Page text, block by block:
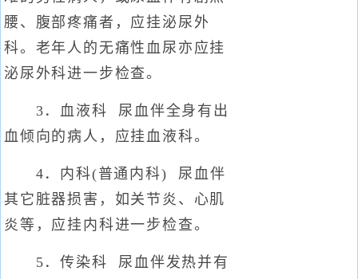
腰、腹部疼痛者，应挂泌尿外
科。老年人的无痛性血尿亦应挂
泌尿外科进一步检查。
3．血液科 尿血伴全身有出
血倾向的病人，应挂血液科。
4．内科(普通内科) 尿血伴
其它脏器损害，如关节炎、心肌
炎等，应挂内科进一步检查。
5．传染科 尿血伴发热并有